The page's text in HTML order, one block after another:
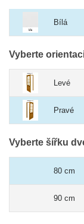
Bílá
Vyberte
Levé
Pravé
Vyberte šířku
80 cm
90 cm